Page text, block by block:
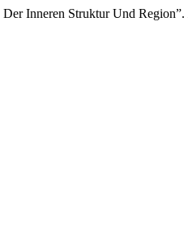
Inneren Struktur Und Region”.